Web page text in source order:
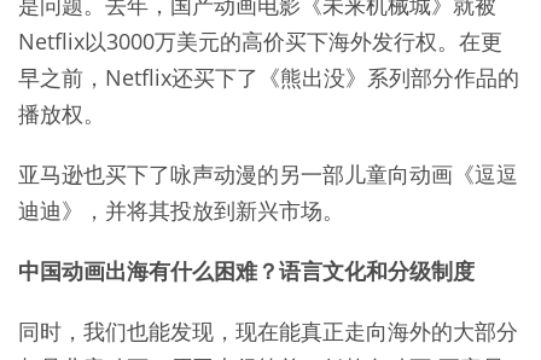
Netflix以3000万美元的高价买下海外发行权。在更
早之前，Netflix还买下了《熊出没》系列部分作品的
播放权。
亚马逊也买下了咏声动漫的另一部儿童向动画《逗逗
迪迪》，并将其投放到新兴市场。
中国动画出海有什么困难？语言文化和分级制度
同时，我们也能发现，现在能真正走向海外的大部分